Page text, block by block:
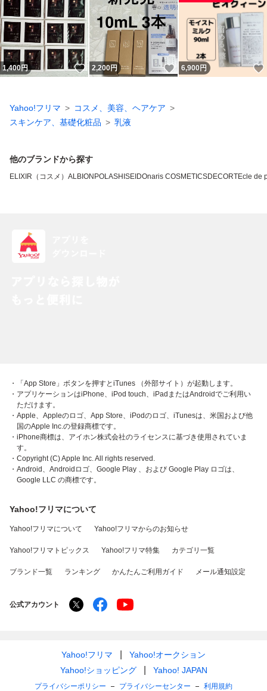
1,400円 いいね！
2,200円 いいね！
6,900 円
Yahoo!フリマ
コスメ、美容、ヘアケア
スキンケア、基礎化粧品
乳液
他のブランドから探す
ELIXIR（コスメ） ALBION POLASHISEIDOnaris COSMETICSDECORTEcle de
・「App Store」ボタンを押すとiTunes （外部サイト）が起動します。
・アプリケーションはiPhone、iPod touch、iPadまたはAndroidでご利用い
ただけます。
・Apple、Appleのロゴ、App Store、iPodのロゴ、iTunesは、米国および他
国のApple Inc.の登録商標です。
・iPhone商標は、アイホン株式会社のライセンスに基づき使用されていま
す。
・Copyright (C) Apple Inc. All rights reserved.
・Android、Androidロゴ、Google Play 、および Google Play ロゴは、
Google LLC の商標です。
Yahoo!フリマについて
Yahoo!フリマについて Yahoo!フリマからのお知らせ
Yahoo!フリマトピックス Yahoo!フリマ特集 カテゴリ一覧
ブランド一覧 ランキング かんたんご利用ガイド メール通知設定
公式アカウント
Yahoo!フリマ
Yahoo!オークション
Yahoo!ショッピング
Yahoo! JAPAN
プライバシーポリシー プライバシーセンター 利用規約